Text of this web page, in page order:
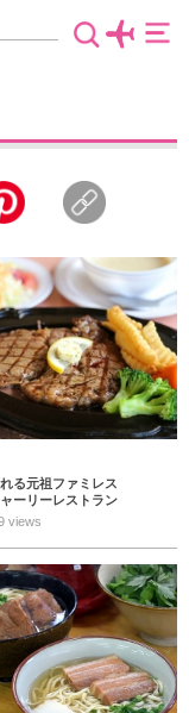
ります。沖縄ならではの
ど、ここにしかない贅沢
る元祖ファミレス
ーリーレストラン
views